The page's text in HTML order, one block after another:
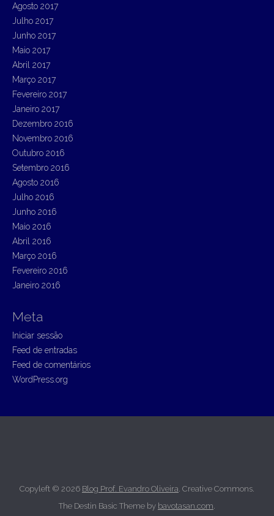
Agosto 2017
Julho 2017
Junho 2017
Maio 2017
Abril 2017
Março 2017
Fevereiro 2017
Janeiro 2017
Dezembro 2016
Novembro 2016
Outubro 2016
Setembro 2016
Agosto 2016
Julho 2016
Junho 2016
Maio 2016
Abril 2016
Março 2016
Fevereiro 2016
Janeiro 2016
Meta
Iniciar sessão
Feed de entradas
Feed de comentários
WordPress.org
Copyleft © 2026 Blog Prof. Evandro Oliveira . Creative Commons.
The Destin Basic Theme by bavotasan.com